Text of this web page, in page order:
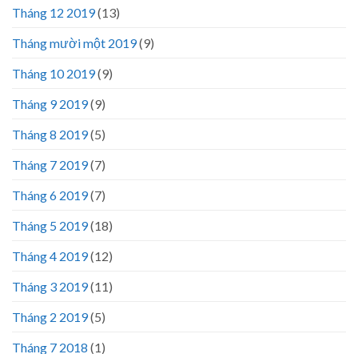
Tháng 12 2019(13)
Tháng mười một 2019(9)
Tháng 10 2019(9)
Tháng 9 2019(9)
Tháng 8 2019(5)
Tháng 7 2019(7)
Tháng 6 2019(7)
Tháng 5 2019(18)
Tháng 4 2019(12)
Tháng 3 2019(11)
Tháng 2 2019(5)
Tháng 7 2018 (1)